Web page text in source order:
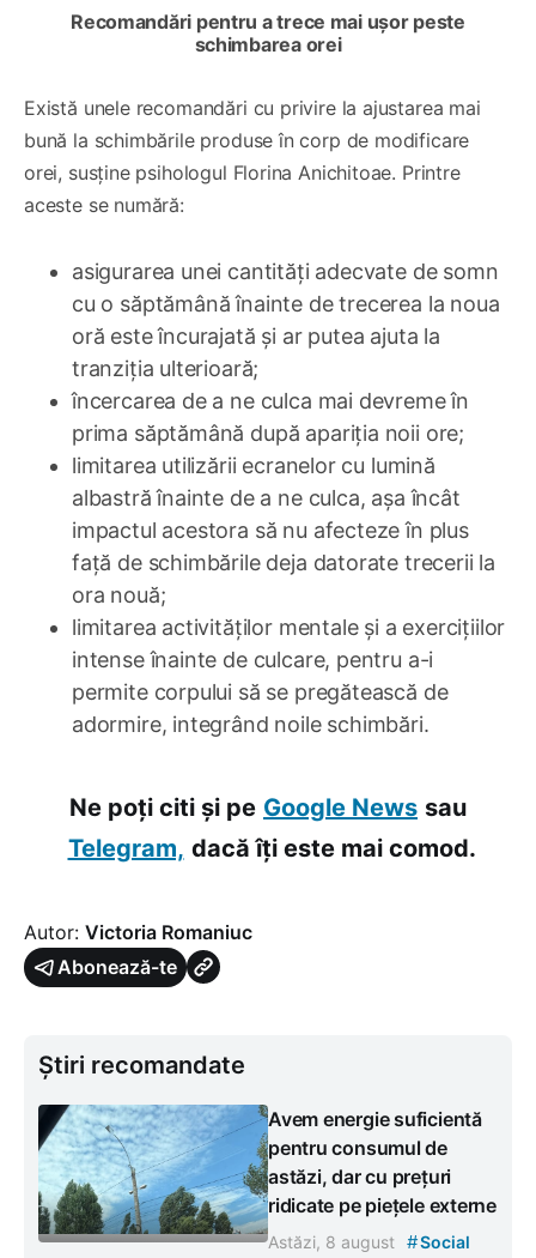
Recomandări pentru a trece mai ușor peste
schimbarea orei
Există unele recomandări cu privire la ajustarea mai
bună la schimbările produse în corp de modificare
orei, susține psihologul Florina Anichitoae. Printre
aceste se numără:
asigurarea unei cantități adecvate de somn
cu o săptămână înainte de trecerea la noua
oră este încurajată și ar putea ajuta la
tranziția ulterioară;
încercarea de a ne culca mai devreme în
prima săptămână după apariția noii ore;
limitarea utilizării ecranelor cu lumină
albastră înainte de a ne culca, așa încât
impactul acestora să nu afecteze în plus
față de schimbările deja datorate trecerii la
ora nouă;
limitarea activităților mentale și a exercițiilor
intense înainte de culcare, pentru a-i
permite corpului să se pregătească de
adormire, integrând noile schimbări.
Ne poți citi și pe Google News sau
Telegram, dacă îți este mai comod.
Autor: Victoria Romaniuc
Abonează-te
Știri recomandate
Avem energie suficientă
pentru consumul de
astăzi, dar cu prețuri
ridicate pe piețele externe
Astăzi, 8 august #Social